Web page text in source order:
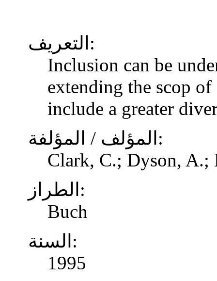
التعريف:
Inclusion can be
extending the scop
include a greater
المؤلف / المؤلفة:
Clark, C.; Dyson,
الطراز:
Buch
السنة:
1995